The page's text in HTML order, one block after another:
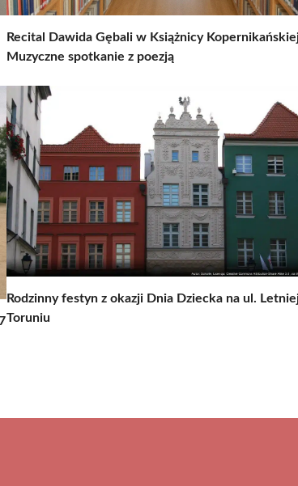
Recital Dawida Gębali w Książnicy
Muzyczne spotkanie z poezją
Rodzinny festyn z okazji Dnia Dziecka na ul.
Toruniu